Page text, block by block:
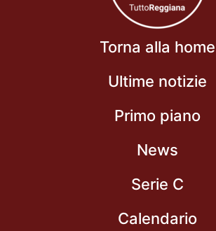
Torna alla home
Ultime notizie
Primo piano
News
Serie C
Calendario